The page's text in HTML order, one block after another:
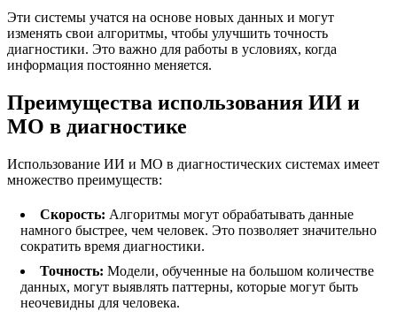
Эти системы учатся на основе новых данных и могут
изменять свои алгоритмы, чтобы улучшить точность
диагностики. Это важно для работы в условиях, когда
информация постоянно меняется.
Преимущества использования ИИ и
МО в диагностике
Использование ИИ и МО в диагностических системах имеет
множество преимуществ:
Скорость: Алгоритмы могут обрабатывать данные
намного быстрее, чем человек. Это позволяет значительно
сократить время диагностики.
Точность: Модели, обученные на большом количестве
данных, могут выявлять паттерны, которые могут быть
неочевидны для человека.